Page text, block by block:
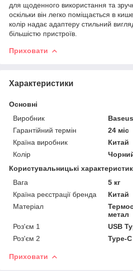
для щоденного використання та
оскільки він легко поміщається в
колір надає адаптеру стильний
більшістю пристроїв.
Приховати
Характеристики
Основні
Виробник
Baseus
Гарантійний термін
24 міс
Країна виробник
Китай
Колір
Користувальницькі
Вага
5 кг
Країна реєстрації бренда
Китай
Матеріал
метал
Роз'єм 1
USB
Роз'єм 2
Type-C
Приховати